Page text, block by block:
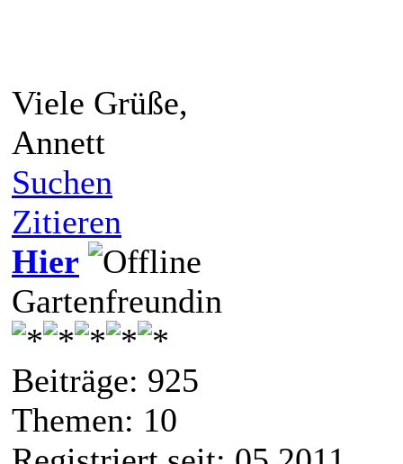
Viele Grüße,
Annett
Suchen
Zitieren
Hier
Gartenfreundin
Beiträge: 925
Themen: 10